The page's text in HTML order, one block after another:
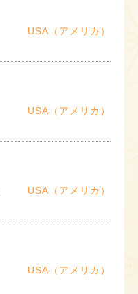
USA（アメリカ）
USA（アメリカ）
USA（アメリカ）
USA（アメリカ）